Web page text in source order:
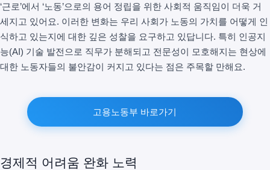
‘근로’에서 ‘노동’으로의 용어 정립을 위한 사회적 움직임이 더욱 거
세지고 있어요. 이러한 변화는 우리 사회가 노동의 가치를 어떻게 인
식하고 있는지에 대한 깊은 성찰을 요구하고 있답니다. 특히 인공지
능(AI) 기술 발전으로 직무가 분해되고 전문성이 모호해지는 현상에
대한 노동자들의 불안감이 커지고 있다는 점은 주목할 만해요.
고용노동부 바로가기
경제적 어려움 완화 노력